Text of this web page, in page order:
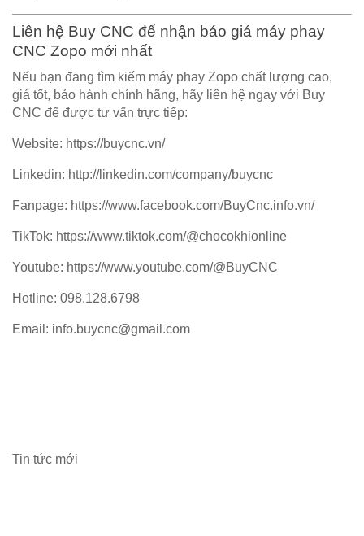
Liên hệ Buy CNC để nhận báo giá máy phay
CNC Zopo mới nhất
Nếu bạn đang tìm kiếm máy phay Zopo chất lượng cao,
giá tốt, bảo hành chính hãng, hãy liên hệ ngay với Buy
CNC để được tư vấn trực tiếp:
Website: https://buycnc.vn/
Linkedin: http://linkedin.com/company/buycnc
Fanpage: https://www.facebook.com/BuyCnc.info.vn/
TikTok: https://www.tiktok.com/@chocokhionline
Youtube: https://www.youtube.com/@BuyCNC
Hotline: 098.128.6798
Email: info.buycnc@gmail.com
Tin tức mới